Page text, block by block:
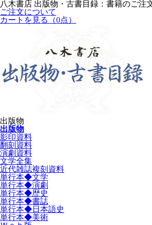
八木書店 出版物・古書目録：書籍のご注
ご注文について
カートを見る
（0点）
出版物
出版物
影印資料
翻刻資料
演劇資料
文学全集
近代雑誌複刻資料
単行本◆文学
単行本◆演劇
単行本◆歴史
単行本◆書誌
単行本◆日本語史
単行本◆美術